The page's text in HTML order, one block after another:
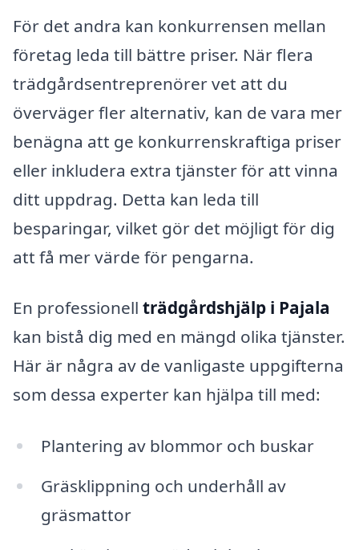
För det andra kan konkurrensen mellan
företag leda till bättre priser. När flera
trädgårdsentreprenörer vet att du
överväger fler alternativ, kan de vara mer
benägna att ge konkurrenskraftiga priser
eller inkludera extra tjänster för att vinna
ditt uppdrag. Detta kan leda till
besparingar, vilket gör det möjligt för dig
att få mer värde för pengarna.
En professionell trädgårdshjälp i Pajala
kan bistå dig med en mängd olika tjänster.
Här är några av de vanligaste uppgifterna
som dessa experter kan hjälpa till med:
Plantering av blommor och buskar
Gräsklippning och underhåll av
gräsmattor